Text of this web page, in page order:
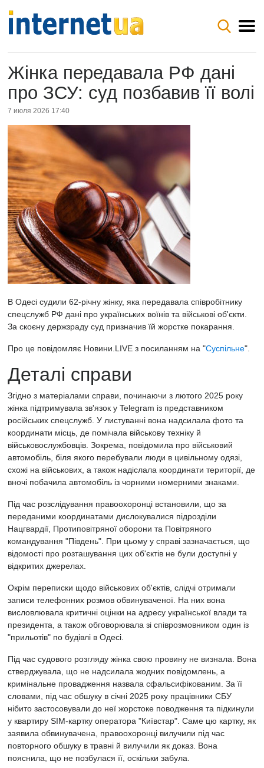
Жінка передавала РФ дані
про ЗСУ: суд позбавив її волі
7 июля 2026 17:40
В Одесі судили 62-річну жінку, яка передавала співробітнику
спецслужб РФ дані про українських воїнів та військові об'єкти.
За скоєну держзраду суд призначив їй жорстке покарання.
Про це повідомляє Новини.LIVE з посиланням на "Суспільне".
Деталі справи
Згідно з матеріалами справи, починаючи з лютого 2025 року
жінка підтримувала зв'язок у Telegram із представником
російських спецслужб. У листуванні вона надсилала фото та
координати місць, де помічала військову техніку й
військовослужбовців. Зокрема, повідомила про військовий
автомобіль, біля якого перебували люди в цивільному одязі,
схожі на військових, а також надіслала координати території, де
вночі побачила автомобіль із чорними номерними знаками.
Під час розслідування правоохоронці встановили, що за
переданими координатами дислокувалися підрозділи
Нацгвардії, Протиповітряної оборони та Повітряного
командування "Південь". При цьому у справі зазначається, що
відомості про розташування цих об'єктів не були доступні у
відкритих джерелах.
Окрім переписки щодо військових об'єктів, слідчі отримали
записи телефонних розмов обвинуваченої. На них вона
висловлювала критичні оцінки на адресу української влади та
президента, а також обговорювала зі співрозмовником один із
"прильотів" по будівлі в Одесі.
Під час судового розгляду жінка свою провину не визнала. Вона
стверджувала, що не надсилала жодних повідомлень, а
кримінальне провадження назвала сфальсифікованим. За її
словами, під час обшуку в січні 2025 року працівники СБУ
нібито застосовували до неї жорстоке поводження та підкинули
у квартиру SIM-картку оператора "Київстар". Саме цю картку, як
заявила обвинувачена, правоохоронці вилучили під час
повторного обшуку в травні й вилучили як доказ. Вона
пояснила, що не позбулася її, оскільки забула.